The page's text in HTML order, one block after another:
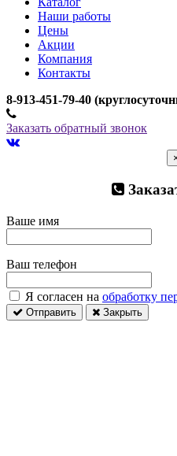
Наши работы
Цены
Акции
Компания
Контакты
­8-913-451-79-40
Заказать обратный звонок
Ваше имя
Ваш телефон
Я согласен на обработку
Отправить Закрыть